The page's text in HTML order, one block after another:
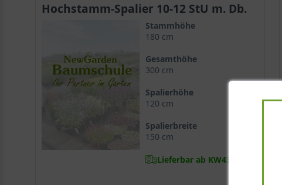
Hochstamm-Spalier 10-12 StU m. Db.
Stammhöhe
180 cm
Gesamthöhe
300 cm
Spalierhöhe
120 cm
Spalierbreite
150 cm
Lieferbar ab KW43